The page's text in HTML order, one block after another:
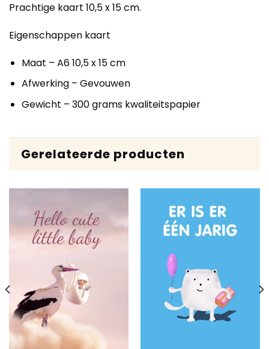
Prachtige kaart 10,5 x 15 cm.
Eigenschappen kaart
Maat – A6 10,5 x 15 cm
Afwerking – Gevouwen
Gewicht – 300 grams kwaliteitspapier
Gerelateerde producten